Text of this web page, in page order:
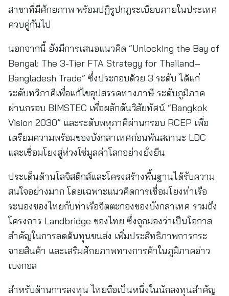
สาขาที่มีศักยภาพ พร้อมปฏิรูปกฎระเบียบภายในประเทศ
ควบคู่กันไป
นอกจากนี้ ยังมีการเสนอแนวคิด “Unlocking the Bay of
Bengal: The 3-Tier FTA Strategy for Thailand–
Bangladesh Trade” ซึ่งประกอบด้วย 3 ระดับ ได้แก่
ระดับทวิภาคีเพื่อแก้ไขอุปสรรคทางภาษี ระดับภูมิภาค
ผ่านกรอบ BIMSTEC เพื่อผลักดันวิสัยทัศน์ “Bangkok
Vision 2030” และระดับพหุภาคีผ่านกรอบ RCEP เพื่อ
เตรียมความพร้อมของบังกลาเทศก่อนพ้นสถานะ LDC
และเชื่อมโยงสู่ห่วงโซ่มูลค่าโลกอย่างยั่งยืน
ประเด็นด้านโลจิสติกส์และโครงสร้างพื้นฐานได้รับความ
สนใจอย่างมาก โดยเฉพาะแนวคิดการเชื่อมโยงท่าเรือ
ระนองของไทยกับท่าเรือจิตตะกองของบังกลาเทศ รวมถึง
โครงการ Landbridge ของไทย ซึ่งถูกมองว่าเป็นโอกาส
สำคัญในการลดต้นทุนขนส่ง เพิ่มประสิทธิภาพการกระ
จายสินค้า และเสริมศักยภาพทางการค้าในภูมิภาคอ่าว
เบงกอล
สำหรับด้านการลงทุน ไทยถือเป็นหนึ่งในนักลงทุนสำคัญ